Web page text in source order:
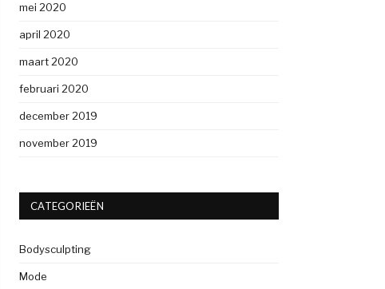
mei 2020
april 2020
maart 2020
februari 2020
december 2019
november 2019
CATEGORIEËN
Bodysculpting
Mode